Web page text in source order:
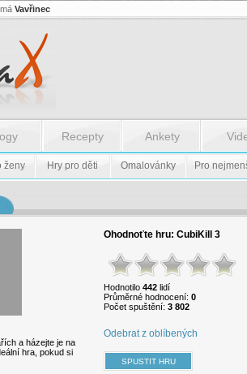
Vavřinec
Recepty Ankety
ženy Hry pro děti Omalovánky Pro
a házejte je na
hra, pokud si
Ohodnoťte hru: CubiKill 3
Hodnotilo 442 lidí
Průměrné hodnocení: 0
Počet spuštění: 3 802
Odebrat z oblíbených